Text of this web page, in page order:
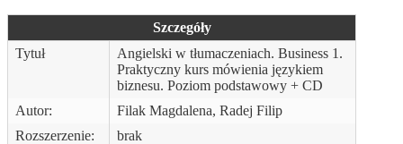
Szczegóły
Tytuł
Angielski w tłumaczeniach. Business 1.
Praktyczny kurs mówienia językiem
biznesu. Poziom podstawowy + CD
Autor:
Filak Magdalena, Radej Filip
Rozszerzenie:
brak